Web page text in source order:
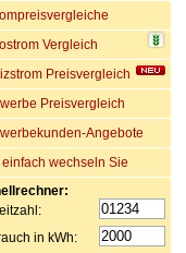
Vergleich
Preisvergleich
Preisvergleich
Angebote
einfach wechseln Sie
in kWh: